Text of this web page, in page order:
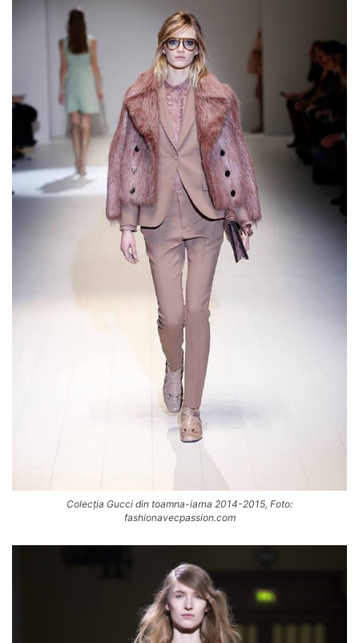
Colecția Gucci din toamna-iarna 2014-2015, Foto:
fashionavecpassion.com